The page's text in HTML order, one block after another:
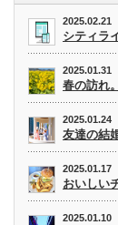
2025.02.21
シティラ
2025.01.31
春の訪れ。
2025.01.24
友達の結
2025.01.17
おいしい
2025.01.10